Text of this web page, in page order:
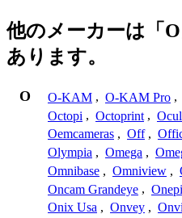
他のメーカーは「
あります。
O O-KAM , O-KAM Pro ,
Octopi , Octoprint ,
Oemcameras , Off ,
Olympia , Omega ,
Omnibase , Omniview ,
Oncam Grandeye ,
Onix Usa , Onvey ,